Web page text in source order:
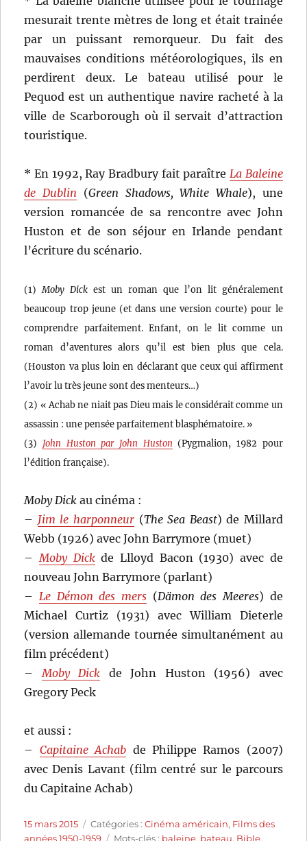
mesurait trente mètres de long et était trainée
par un puissant remorqueur. Du fait des
mauvaises conditions météorologiques, ils en
perdirent deux. Le bateau utilisé pour le
Pequod est un authentique navire racheté à la
ville de Scarborough où il servait d’attraction
touristique.
* En 1992, Ray Bradbury fait paraîtreLa Baleine
de Dublin (Green Shadows, White Whale), une
version romancée de sa rencontre avec John
Huston et de son séjour en Irlande pendant
l’écriture du scénario.
(1)Moby Dick est un roman que l’on lit généralement
beaucoup trop jeune (et dans une version courte) pour le
comprendre parfaitement. Enfant, on le lit comme un
roman d’aventures alors qu’il est bien plus que cela.
(Houston va plus loin en déclarant que ceux qui affirment
l’avoir lu très jeune sont des menteurs…)
(2) « Achab ne niait pas Dieu mais le considérait comme un
assassin : une pensée parfaitement blasphématoire. »
(3) John Huston par John Huston (Pygmalion, 1982 pour
l’édition française).
Moby Dick au cinéma :
– Jim le harponneur(The Sea Beast) de Millard
Webb (1926) avec John Barrymore (muet)
–Moby Dickde Llloyd Bacon (1930) avec de
nouveau John Barrymore (parlant)
– Le Démon des mers (Dämon des Meeres) de
Michael Curtiz (1931) avec William Dieterle
(version allemande tournée simultanément au
film précédent)
–Moby Dick de John Huston (1956) avec
Gregory Peck
et aussi :
– Capitaine Achab de Philippe Ramos (2007)
avec Denis Lavant (film centré sur le parcours
du Capitaine Achab)
Publié
le
15 mars 2015 Catégories
Catégories :Cinéma américain, Films des
années 1950-1959
Étiquettes
Mots-clés : baleine, bateau, Bible,